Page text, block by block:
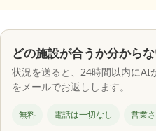
どの施設が合うか分から
状況を送ると、24時間以内にAI
をメールでお返しします。
無料 電話は一切なし 営業